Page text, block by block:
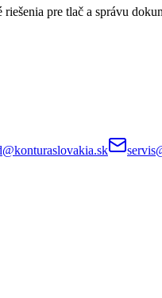
riešenia pre tlač a správu